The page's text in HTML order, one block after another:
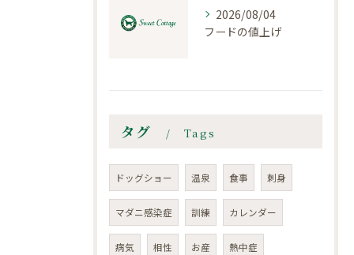
2026/08/04
フードの値上げ
タグ Tags
ドッグショー 温泉 食事 刺身
マダニ感染症 訓練 カレンダー
病気 相性 お産 熱中症